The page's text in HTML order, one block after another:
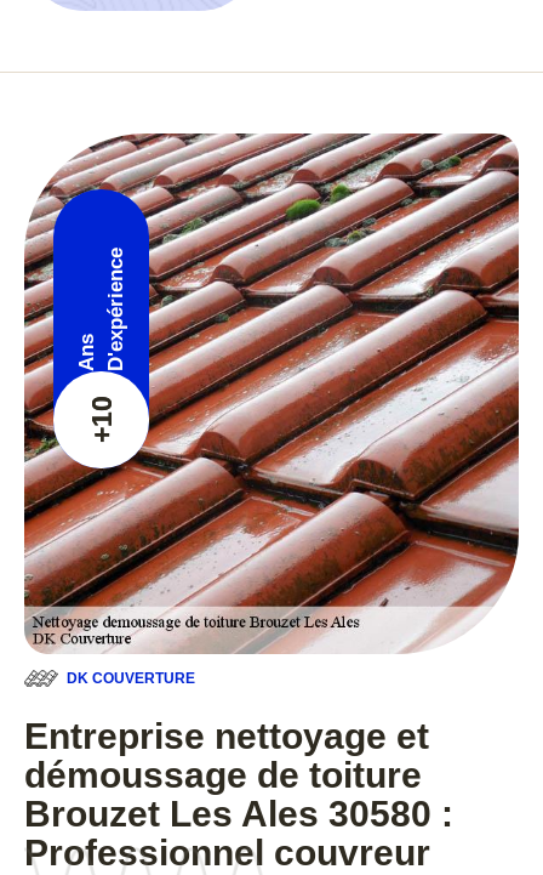
+10
Ans D'expérience
DK COUVERTURE
Entreprise nettoyage et
démoussage de toiture
Brouzet Les Ales 30580 :
Professionnel couvreur